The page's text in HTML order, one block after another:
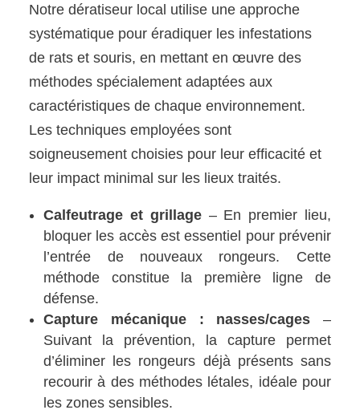
Notre dératiseur local utilise une approche
systématique pour éradiquer les infestations
de rats et souris, en mettant en œuvre des
méthodes spécialement adaptées aux
caractéristiques de chaque environnement.
Les techniques employées sont
soigneusement choisies pour leur efficacité et
leur impact minimal sur les lieux traités.
Calfeutrage et grillage– En premier lieu,
bloquer les accès est essentiel pour prévenir
l’entrée de nouveaux rongeurs. Cette
méthode constitue la première ligne de
défense.
Capture mécanique : nasses/cages –
Suivant la prévention, la capture permet
d’éliminer les rongeurs déjà présents sans
recourir à des méthodes létales, idéale pour
les zones sensibles.